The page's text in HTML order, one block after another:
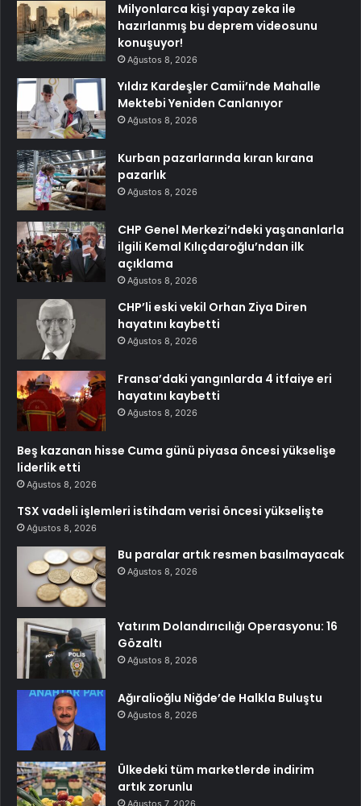
Milyonlarca kişi yapay zeka ile
hazırlanmış bu deprem videosunu
konuşuyor!
Ağustos 8, 2026
Yıldız Kardeşler Camii’nde Mahalle
Mektebi Yeniden Canlanıyor
Ağustos 8, 2026
Kurban pazarlarında kıran kırana
pazarlık
Ağustos 8, 2026
CHP Genel Merkezi’ndeki yaşananlarla
ilgili Kemal Kılıçdaroğlu’ndan ilk
açıklama
Ağustos 8, 2026
CHP’li eski vekil Orhan Ziya Diren
hayatını kaybetti
Ağustos 8, 2026
Fransa’daki yangınlarda 4 itfaiye eri
hayatını kaybetti
Ağustos 8, 2026
Beş kazanan hisse Cuma günü piyasa öncesi yükselişe
liderlik etti
Ağustos 8, 2026
TSX vadeli işlemleri istihdam verisi öncesi yükselişte
Ağustos 8, 2026
Bu paralar artık resmen basılmayacak
Ağustos 8, 2026
Yatırım Dolandırıcılığı Operasyonu: 16
Gözaltı
Ağustos 8, 2026
Ağıralioğlu Niğde’de Halkla Buluştu
Ağustos 8, 2026
Ülkedeki tüm marketlerde indirim
artık zorunlu
Ağustos 7, 2026